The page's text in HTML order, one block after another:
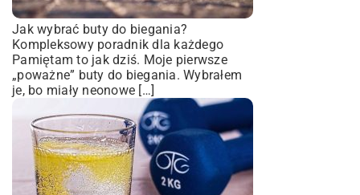
Jak wybrać buty do biegania?
Kompleksowy poradnik dla każdego
Pamiętam to jak dziś. Moje pierwsze
„poważne” buty do biegania. Wybrałem
je, bo miały neonowe […]